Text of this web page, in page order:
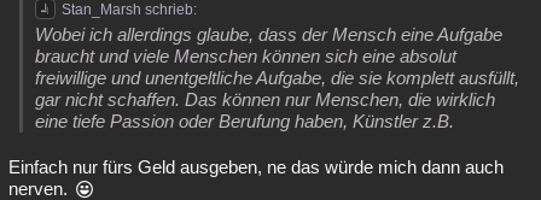
Stan_Marsh schrieb:
Wobei ich allerdings glaube, dass der Mensch eine Aufgabe
braucht und viele Menschen können sich eine absolut
freiwillige und unentgeltliche Aufgabe, die sie komplett ausfüllt,
gar nicht schaffen. Das können nur Menschen, die wirklich
eine tiefe Passion oder Berufung haben, Künstler z.B.
Einfach nur fürs Geld ausgeben, ne das würde mich dann auch
nerven.